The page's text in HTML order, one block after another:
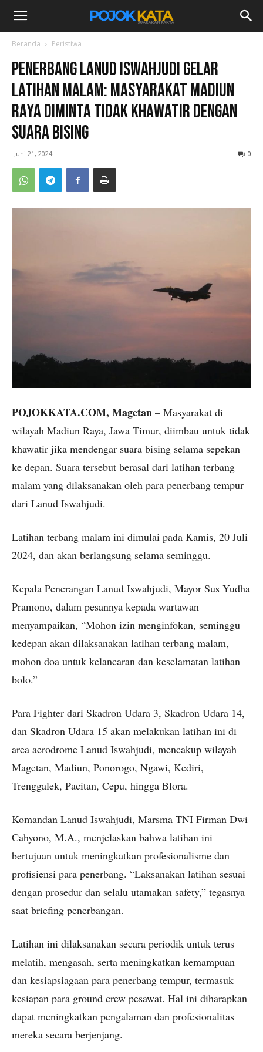
Beranda Peristiwa
Penerbang Lanud Iswahjudi Gelar
Latihan Malam: Masyarakat Madiun
Raya Diminta Tidak Khawatir dengan
Suara Bising
Juni 21, 2024 0
POJOKKATA.COM, Magetan – Masyarakat di
wilayah Madiun Raya, Jawa Timur, diimbau untuk tidak
khawatir jika mendengar suara bising selama sepekan
ke depan. Suara tersebut berasal dari latihan terbang
malam yang dilaksanakan oleh para penerbang tempur
dari Lanud Iswahjudi.
Latihan terbang malam ini dimulai pada Kamis, 20 Juli
2024, dan akan berlangsung selama seminggu.
Kepala Penerangan Lanud Iswahjudi, Mayor Sus Yudha
Pramono, dalam pesannya kepada wartawan
menyampaikan, “Mohon izin menginfokan, seminggu
kedepan akan dilaksanakan latihan terbang malam,
mohon doa untuk kelancaran dan keselamatan latihan
bolo.”
Para Fighter dari Skadron Udara 3, Skadron Udara 14,
dan Skadron Udara 15 akan melakukan latihan ini di
area aerodrome Lanud Iswahjudi, mencakup wilayah
Magetan, Madiun, Ponorogo, Ngawi, Kediri,
Trenggalek, Pacitan, Cepu, hingga Blora.
Komandan Lanud Iswahjudi, Marsma TNI Firman Dwi
Cahyono, M.A., menjelaskan bahwa latihan ini
bertujuan untuk meningkatkan profesionalisme dan
profisiensi para penerbang. “Laksanakan latihan sesuai
dengan prosedur dan selalu utamakan safety,” tegasnya
saat briefing penerbangan.
Latihan ini dilaksanakan secara periodik untuk terus
melatih, mengasah, serta meningkatkan kemampuan
dan kesiapsiagaan para penerbang tempur, termasuk
kesiapan para ground crew pesawat. Hal ini diharapkan
dapat meningkatkan pengalaman dan profesionalitas
mereka secara berjenjang.